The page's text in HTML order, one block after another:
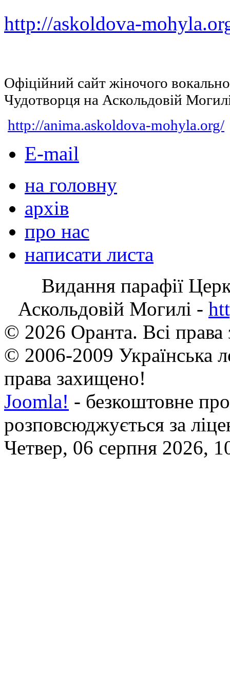
http://askoldova-
Офіційний сайт жіночого
Чудотворця на Аскольдовій
http://anima.askoldova-mohyla.org/
E-mail
на головну
архів
про нас
написати листа
Видання парафії
Аскольдовій Могилі -
© 2026 Оранта. Всі
© 2006-2009 Українська
права захищено!
Joomla! - безкоштовне
розповсюджується за
Четвер, 06 серпня 2026,